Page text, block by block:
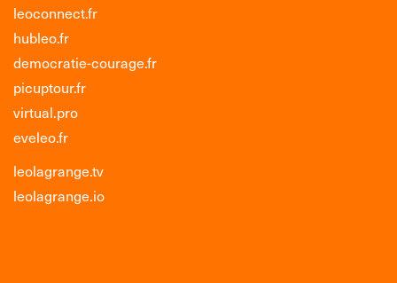
leoconnect.fr
hubleo.fr
democratie-courage.fr
picuptour.fr
virtual.pro
eveleo.fr
leolagrange.tv
leolagrange.io